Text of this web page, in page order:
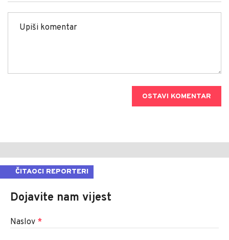
OSTAVI KOMENTAR
ČITAOCI REPORTERI
Dojavite nam vijest
Naslov *